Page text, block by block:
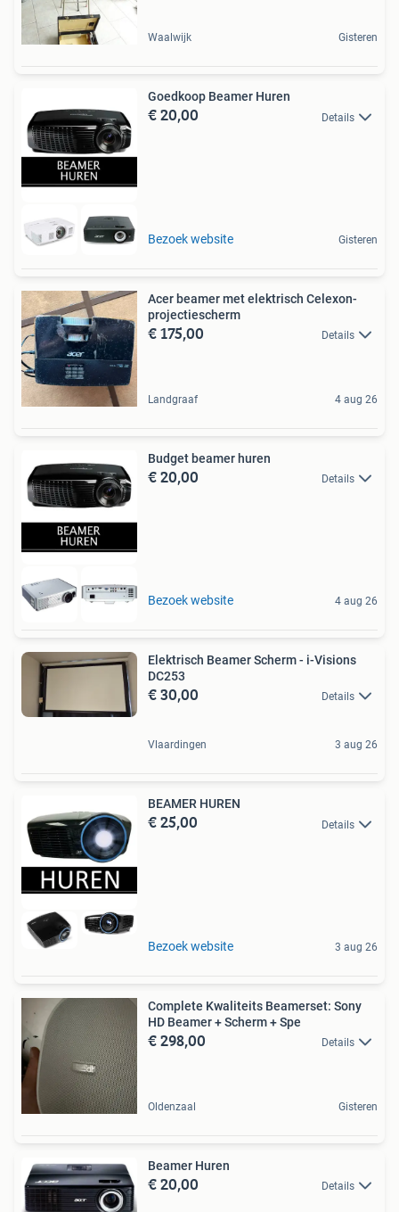
Waalwijk Gisteren
Goedkoop Beamer Huren
€ 20,00 Details
Bezoek website Gisteren
Acer beamer met elektrisch Celexon-
projectiescherm
€ 175,00 Details
Landgraaf 4 aug 26
Budget beamer huren
€ 20,00 Details
Bezoek website 4 aug 26
Elektrisch Beamer Scherm - i-Visions
DC253
€ 30,00 Details
Vlaardingen 3 aug 26
BEAMER HUREN
€ 25,00 Details
Bezoek website 3 aug 26
Complete Kwaliteits Beamerset: Sony
HD Beamer + Scherm + Spe
€ 298,00 Details
Oldenzaal Gisteren
Beamer Huren
€ 20,00 Details